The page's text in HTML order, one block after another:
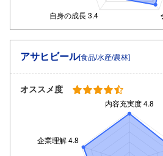
アサヒビール[食品/水産/農林]
オススメ度